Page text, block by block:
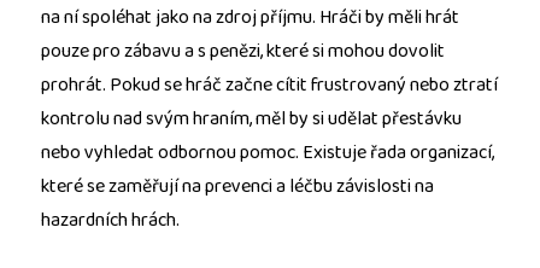
na ní spoléhat jako na zdroj příjmu. Hráči by měli hrát
pouze pro zábavu a s penězi, které si mohou dovolit
prohrát. Pokud se hráč začne cítit frustrovaný nebo ztratí
kontrolu nad svým hraním, měl by si udělat přestávku
nebo vyhledat odbornou pomoc. Existuje řada organizací,
které se zaměřují na prevenci a léčbu závislosti na
hazardních hrách.